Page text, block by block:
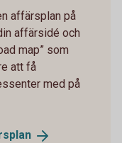
affärsplan på
affärsidé och
map” som
att få
med på